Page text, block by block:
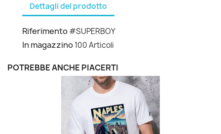
Dettagli del prodotto
Riferimento#SUPERBOY
In magazzino100 Articoli
POTREBBE ANCHE PIACERTI